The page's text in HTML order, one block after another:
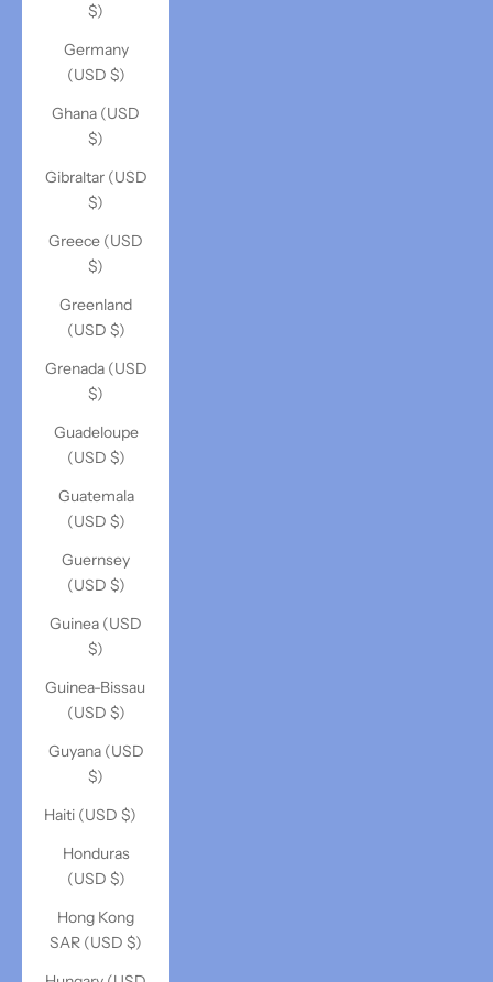
$)
Germany
(USD $)
Ghana (USD
$)
Gibraltar (USD
$)
Greece (USD
$)
Greenland
(USD $)
Grenada (USD
$)
Guadeloupe
(USD $)
Guatemala
(USD $)
Guernsey
(USD $)
Guinea (USD
$)
Guinea-Bissau
(USD $)
Guyana (USD
$)
Haiti (USD $)
Honduras
(USD $)
Hong Kong
SAR (USD $)